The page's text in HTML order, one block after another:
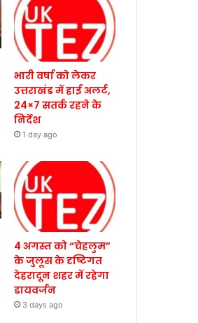
भारी वर्षा को लेकर
उत्तराखंड में हाई अलर्ट,
24×7 सतर्क रहने के
निर्देश
1 day ago
4 अगस्त को “चेहलुम”
के जुलूस के दृष्टिगत
देहरादून शहर में रहेगा
डायवर्जन
3 days ago